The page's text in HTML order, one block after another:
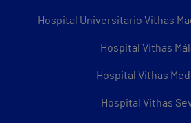
Hospital Universitario Vithas
Hospital Vithas
Hospital Vithas
Hospital Vithas